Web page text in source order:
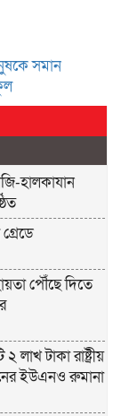
সমান
হালকাযান
পৌঁছে দিতে
টাকা রাষ্ট্রীয়
ইউএনও রুমানা